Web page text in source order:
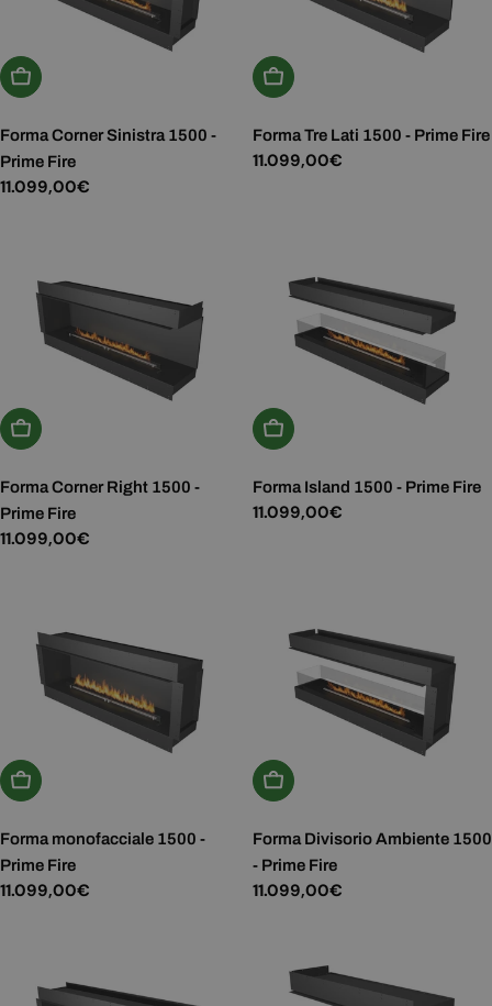
Aggiungi Al Carrello
Forma Corner Sinistra 1500 -
Prime Fire
Prezzo
11.099,00€
Aggiungi Al Carrello
Forma Tre Lati 1500 - Prime Fire
Prezzo
11.099,00€
Aggiungi Al Carrello
Forma Corner Right 1500 -
Prime Fire
Prezzo
11.099,00€
Aggiungi Al Carrello
Forma Island 1500 - Prime Fire
Prezzo
11.099,00€
Aggiungi Al Carrello
Forma monofacciale 1500 -
Prime Fire
Prezzo
11.099,00€
Aggiungi Al Carrello
Forma Divisorio Ambiente 1500
- Prime Fire
Prezzo
11.099,00€